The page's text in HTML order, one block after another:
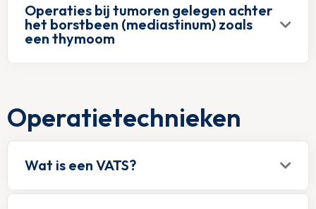
Operaties bij tumoren gelegen achter
het borstbeen (mediastinum) zoals
een thymoom
Operatietechnieken
Wat is een VATS?